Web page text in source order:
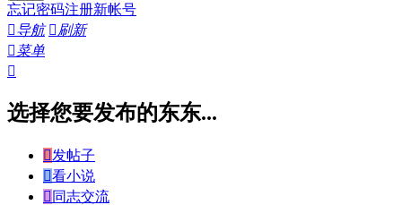
忘记密码注册新帐号
导航 刷新
菜单

选择您要发布的东东...
发帖子
看小说
 同志交流